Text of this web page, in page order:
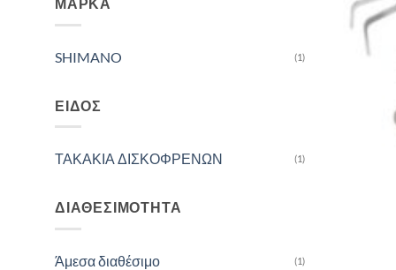
ΜΆΡΚΑ
SHIMANO (1)
ΕΊΔΟΣ
ΤΑΚΑΚΙΑ ΔΙΣΚΟΦΡΕΝΩΝ (1)
ΔΙΑΘΕΣΙΜΌΤΗΤΑ
Άμεσα διαθέσιμο (1)